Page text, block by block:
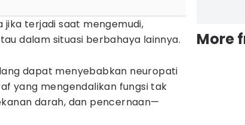
terjadi saat mengemudi,
dalam situasi berbahaya lainnya.
dapat menyebabkan neuropati
yang mengendalikan fungsi tak
darah, dan pencernaan—
More